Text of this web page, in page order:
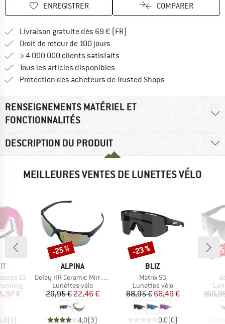
ENREGISTRER COMPARER
Livraison gratuite dès 69 € (FR)
Droit de retour de 100 jours
> 4 000 000 clients satisfaits
Tous les articles disponibles
Protection des acheteurs de Trusted Shops
RENSEIGNEMENTS MATÉRIEL ET
FONCTIONNALITÉS
DESCRIPTION DU PRODUIT
MEILLEURES VENTES DE LUNETTES VÉLO
S3
réduit
€
(1 )
MARQUE
ALPINA
Article
Defey HR Ceramic Mirror Cat 3
Product group
Lunettes vélo
Prix
29,95 €Prix réduit
22,46 €
4,0(3)
Remise
-25 %
MARQUE
BLIZ
Article
Matrix S3
Product group
Lunettes vélo
Prix
88,95 €Prix réduit
68,49 €
0,0(0)
Remise
-23 % -